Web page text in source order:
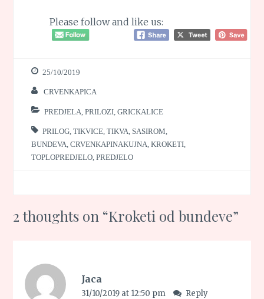
Please follow and like us:
25/10/2019
CRVENKAPICA
PREDJELA, PRILOZI, GRICKALICE
PRILOG ,TIKVICE ,TIKVA SASIROM
BUNDEVA ,CRVENKAPINAKUJNA ,KROKETI
TOPLOPREDJELO ,PREDJELO
2 thoughts on “Kroketi od bundeve”
Jaca
31/10/2019 at 12:50 pm Reply